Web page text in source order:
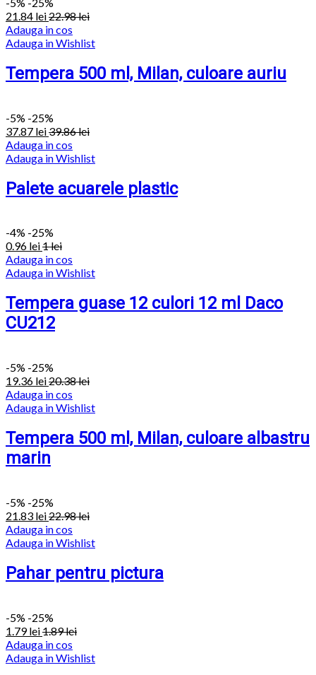
21.84 lei22.98lei
Adauga in cos
Adauga in Wishlist
Tempera 500 ml, Milan, culoare auriu
-5% -25%
37.87 lei39.86lei
Adauga in cos
Adauga in Wishlist
Palete acuarele plastic
-4% -25%
0.96 lei1lei
Adauga in cos
Adauga in Wishlist
Tempera guase 12 culori 12 ml Daco
CU212
-5% -25%
19.36 lei20.38lei
Adauga in cos
Adauga in Wishlist
Tempera 500 ml, Milan, culoare albastru
marin
-5% -25%
21.83 lei22.98lei
Adauga in cos
Adauga in Wishlist
Pahar pentru pictura
-5% -25%
1.79lei1.89lei
Adauga in cos
Adauga in Wishlist